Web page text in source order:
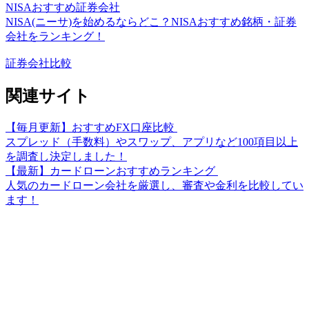
NISAおすすめ証券会社
NISA(ニーサ)を始めるならどこ？NISAおすすめ銘柄・証券
会社をランキング！
証券会社比較
関連サイト
【毎月更新】おすすめFX口座比較
スプレッド（手数料）やスワップ、アプリなど100項目以上
を調査し決定しました！
【最新】カードローンおすすめランキング
人気のカードローン会社を厳選し、審査や金利を比較してい
ます！